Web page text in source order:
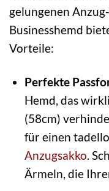
gelungenen
Businesshemd
Vorteile:
Perfekte
Hemd, das
(58cm)
für einen
Anzugsakko .
Ärmeln, die